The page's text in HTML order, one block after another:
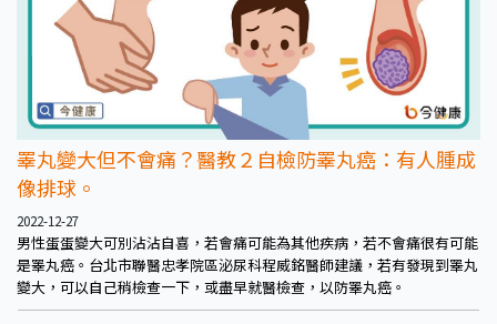
睪丸變大但不會痛？醫教２自檢防睪丸癌：有人腫成
像排球。
2022-12-27
男性蛋蛋變大可別沾沾自喜，若會痛可能為其他疾病，若不會痛很有可能
是睪丸癌。台北市聯醫忠孝院區泌尿科程威銘醫師建議，若有發現到睪丸
變大，可以自己稍檢查一下，或盡早就醫檢查，以防睪丸癌。